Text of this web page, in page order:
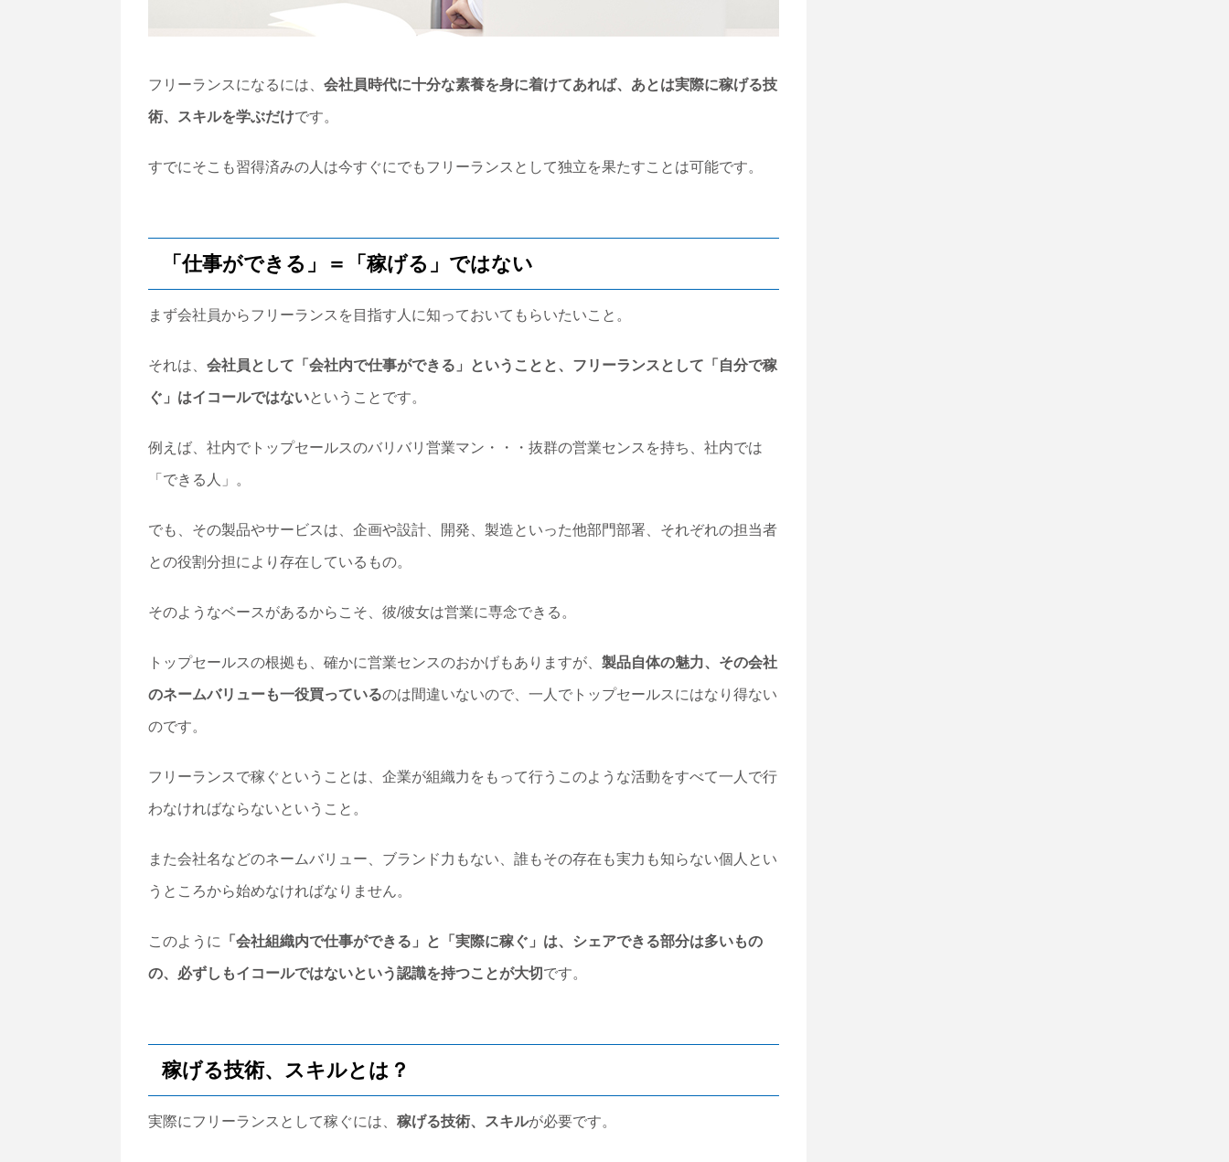
フリーランスになるには、 会社員時代に十分な素養を身に着けてあれば、あとは実際に稼げる技
術、スキルを学ぶだけです。
すでにそこも習得済みの人は今すぐにでもフリーランスとして独立を果たすことは可能です。
「仕事ができる」＝「稼げる」ではない
まず会社員からフリーランスを目指す人に知っておいてもらいたいこと。
それは、 会社員として「会社内で仕事ができる」ということと、フリーランスとして「自分で稼
ぐ」はイコールではないということです。
例えば、社内でトップセールスのバリバリ営業マン・・・抜群の営業センスを持ち、社内では
「できる人」。
でも、その製品やサービスは、企画や設計、開発、製造といった他部門部署、それぞれの担当者
との役割分担により存在しているもの。
そのようなベースがあるからこそ、彼/彼女は営業に専念できる。
トップセールスの根拠も、確かに営業センスのおかげもありますが、 製品自体の魅力、その会社
のネームバリューも一役買っているのは間違いないので、一人でトップセールスにはなり得ない
のです。
フリーランスで稼ぐということは、企業が組織力をもって行うこのような活動をすべて一人で行
わなければならないということ。
また会社名などのネームバリュー、ブランド力もない、誰もその存在も実力も知らない個人とい
うところから始めなければなりません。
このように 「会社組織内で仕事ができる」と「実際に稼ぐ」は、シェアできる部分は多いもの
の、必ずしもイコールではないという認識を持つことが大切 です。
稼げる技術、スキルとは？
実際にフリーランスとして稼ぐには、 稼げる技術、スキルが必要です。